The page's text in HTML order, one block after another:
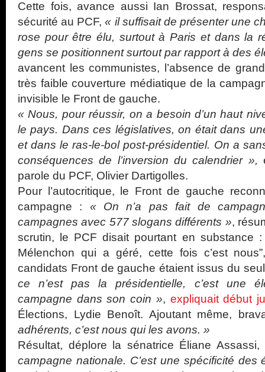
Cette fois, avance aussi Ian Brossat,
sécurité au PCF,« il suffisait de présenter une
rose pour être élu, surtout à Paris et dans la
gens se positionnent surtout par rapport à des
avancent les communistes, l’absence de
très faible couverture médiatique de la
invisible le Front de gauche.
« Nous, pour réussir, on a besoin d’un haut
le pays. Dans ces législatives, on était dans
et dans le ras-le-bol post-présidentiel. On a
conséquences de l’inversion du calendrier »,
parole du PCF, Olivier Dartigolles.
Pour l’autocritique, le Front de gauche
campagne : « On n’a pas fait de
campagnes avec 577 slogans différents »,
scrutin, le PCF disait pourtant en substance :
Mélenchon qui a géré, cette fois c’est
candidats Front de gauche étaient issus du
ce n’est pas la présidentielle, c’est une
campagne dans son coin », expliquait début
Élections, Lydie Benoît. Ajoutant même,
adhérents, c’est nous qui les avons. »
Résultat, déplore la sénatrice Éliane Assassi,
campagne nationale. C’est une spécificité